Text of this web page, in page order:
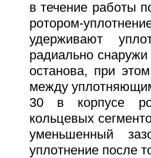
в течение работы
ротором-
удерживают
радиально
останова, при
между
30 в корпусе
кольцевых
уменьшенный
уплотнение после